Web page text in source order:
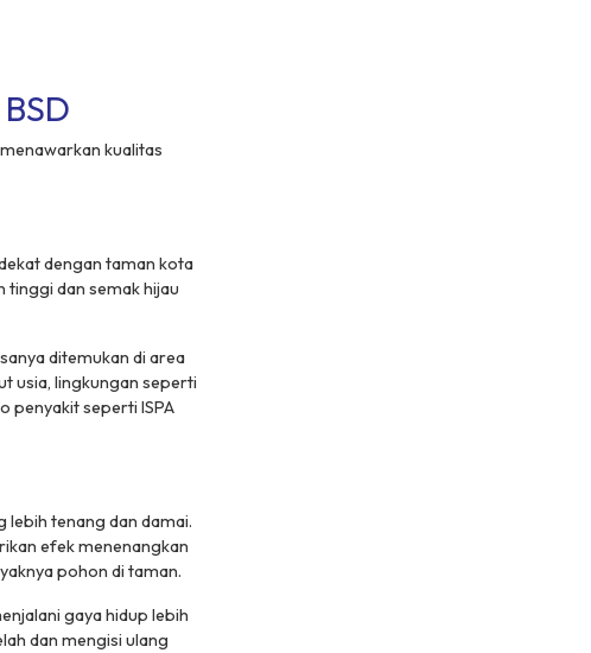
kualitas
dengan taman kota
tinggi dan semak hijau
ditemukan di area
usia, lingkungan seperti
penyakit seperti ISPA
lebih tenang dan damai.
efek menenangkan
pohon di taman.
gaya hidup lebih
dan mengisi ulang